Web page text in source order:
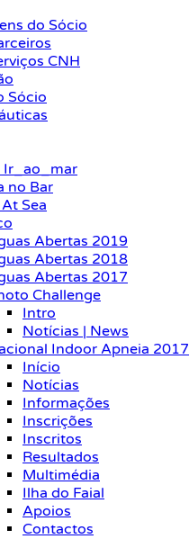
do Sócio
CNH
Sócio
Ir_ao_mar
no Bar
Sea
Abertas 2019
Abertas 2018
Abertas 2017
Challenge
Intro
Notícias | News
Indoor Apneia 2017
Início
Notícias
Informações
Inscrições
Inscritos
Resultados
Multimédia
Ilha do Faial
Apoios
Contactos